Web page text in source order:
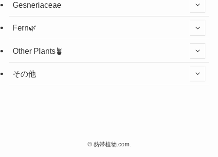
Gesneriaceae
Fern🌿
Other Plants🪴
その他
©熱帯植物.com.